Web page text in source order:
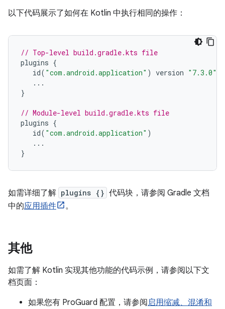
以下代码展示了如何在 Kotlin 中执行相同的操作：
// Top-level build.gradle.kts file
plugins {
id( "com.android.application" ) version "7.3.0"
...
}
// Module-level build.gradle.kts file
plugins {
id( "com.android.application" )
...
}
如需详细了解 plugins {} 代码块，请参阅 Gradle 文档
中的应用插件 。
其他
如需了解 Kotlin 实现其他功能的代码示例，请参阅以下文
档页面：
如果您有 ProGuard 配置，请参阅启用缩减、混淆和